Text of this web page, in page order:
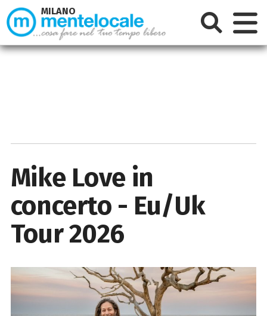
Mike Love in
concerto - Eu/Uk
Tour 2026
MILANO